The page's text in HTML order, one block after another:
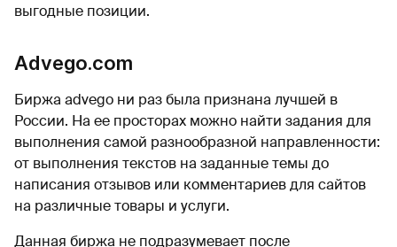
выгодные позиции.
Advego.com
Биржа advego ни раз была признана лучшей в
России. На ее просторах можно найти задания для
выполнения самой разнообразной направленности:
от выполнения текстов на заданные темы до
написания отзывов или комментариев для сайтов
на различные товары и услуги.
Данная биржа не подразумевает после